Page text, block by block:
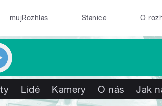
mujRozhlas Stanice O
Lidé Kamery O nás Jak